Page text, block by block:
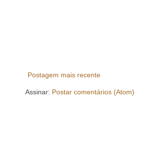
Postagem mais recente
Assinar: Postar comentários (Atom)